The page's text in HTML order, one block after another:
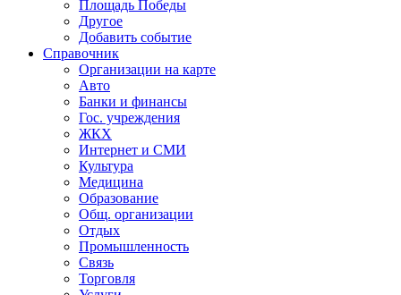
Площадь Победы
Другое
Добавить событие
Справочник
Организации на карте
Авто
Банки и финансы
Гос. учреждения
ЖКХ
Интернет и СМИ
Культура
Медицина
Образование
Общ. организации
Отдых
Промышленность
Связь
Торговля